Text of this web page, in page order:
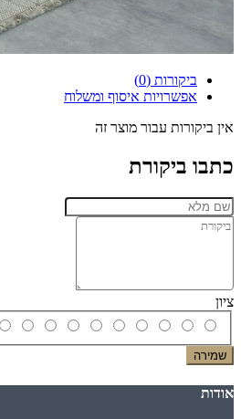
ביקורות (0)
אפשרויות איסוף ומשלוח
אין ביקורות עבור מוצר זה
כתבו ביקורת
ציון
שמירה
אודות